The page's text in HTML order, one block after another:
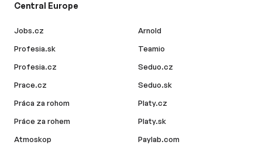
Central Europe
Jobs.cz
Profesia.sk
Profesia.cz
Prace.cz
Práca za rohom
Práce za rohem
Atmoskop
Arnold
Teamio
Seduo.cz
Seduo.sk
Platy.cz
Platy.sk
Paylab.com